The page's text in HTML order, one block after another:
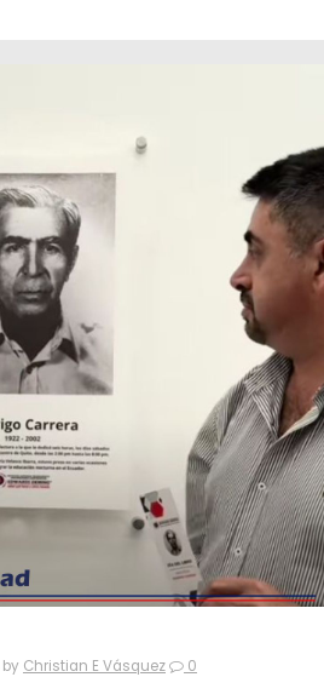
by Christian E Vásquez 0